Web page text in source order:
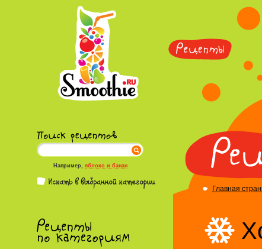
Например, яблоко и банан
Главная